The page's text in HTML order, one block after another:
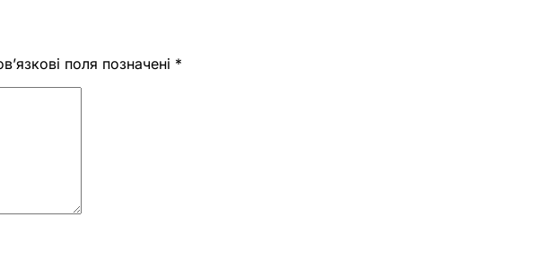
поля позначені *